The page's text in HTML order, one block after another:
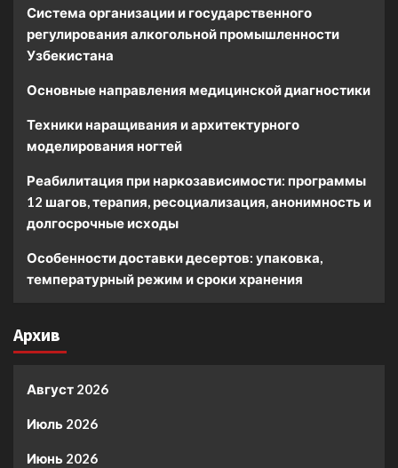
Система организации и государственного
регулирования алкогольной промышленности
Узбекистана
Основные направления медицинской диагностики
Техники наращивания и архитектурного
моделирования ногтей
Реабилитация при наркозависимости: программы
12 шагов, терапия, ресоциализация, анонимность и
долгосрочные исходы
Особенности доставки десертов: упаковка,
температурный режим и сроки хранения
Архив
Август 2026
Июль 2026
Июнь 2026